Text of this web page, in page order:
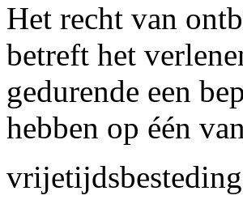
Het recht van
betreft het
gedurende een
hebben op één